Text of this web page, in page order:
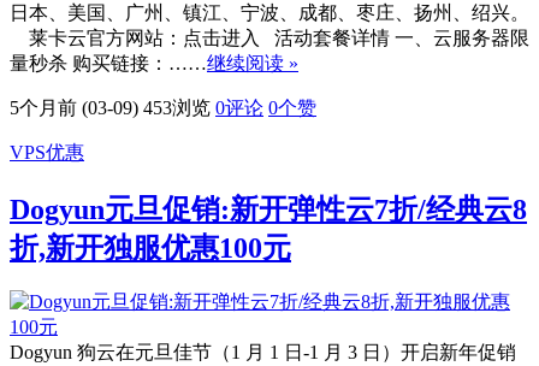
日本、美国、广州、镇江、宁波、成都、枣庄、扬州、绍兴。
莱卡云官方网站：点击进入 活动套餐详情 一、云服务器限
量秒杀 购买链接：……继续阅读 »
5个月前 (03-09) 453浏览 0评论 0个赞
VPS优惠
Dogyun元旦促销:新开弹性云7折/经典云8
折,新开独服优惠100元
Dogyun 狗云在元旦佳节（1 月 1 日-1 月 3 日）开启新年促销